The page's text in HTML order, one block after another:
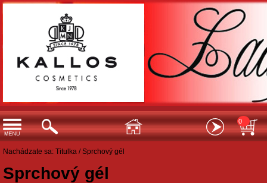
0
Nachádzate sa: Titulka /Sprchový gél
Sprchový gél